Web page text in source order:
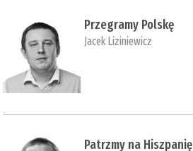
Przegramy Polskę
Jacek Liziniewicz
Patrzmy na Hiszpanię